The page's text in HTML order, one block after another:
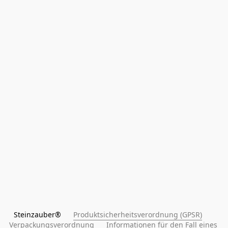
Steinzauber® Produktsicherheitsverordnung (GPSR)
Verpackungsverordnung
Informationen für den Fall eines